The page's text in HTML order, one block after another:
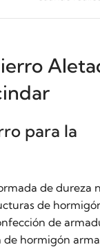
para la
de dureza
de
de
hormigón